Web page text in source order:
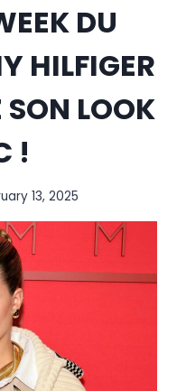
DU
HILFIGER
LOOK
!
13, 2025